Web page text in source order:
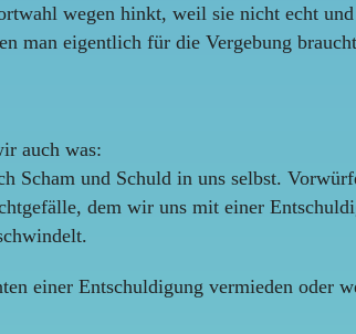
wegen hinkt, weil sie nicht echt
man eigentlich für die Vergebung
auch was:
Scham und Schuld in uns selbst.
dem wir uns mit einer
einer Entschuldigung vermieden oder